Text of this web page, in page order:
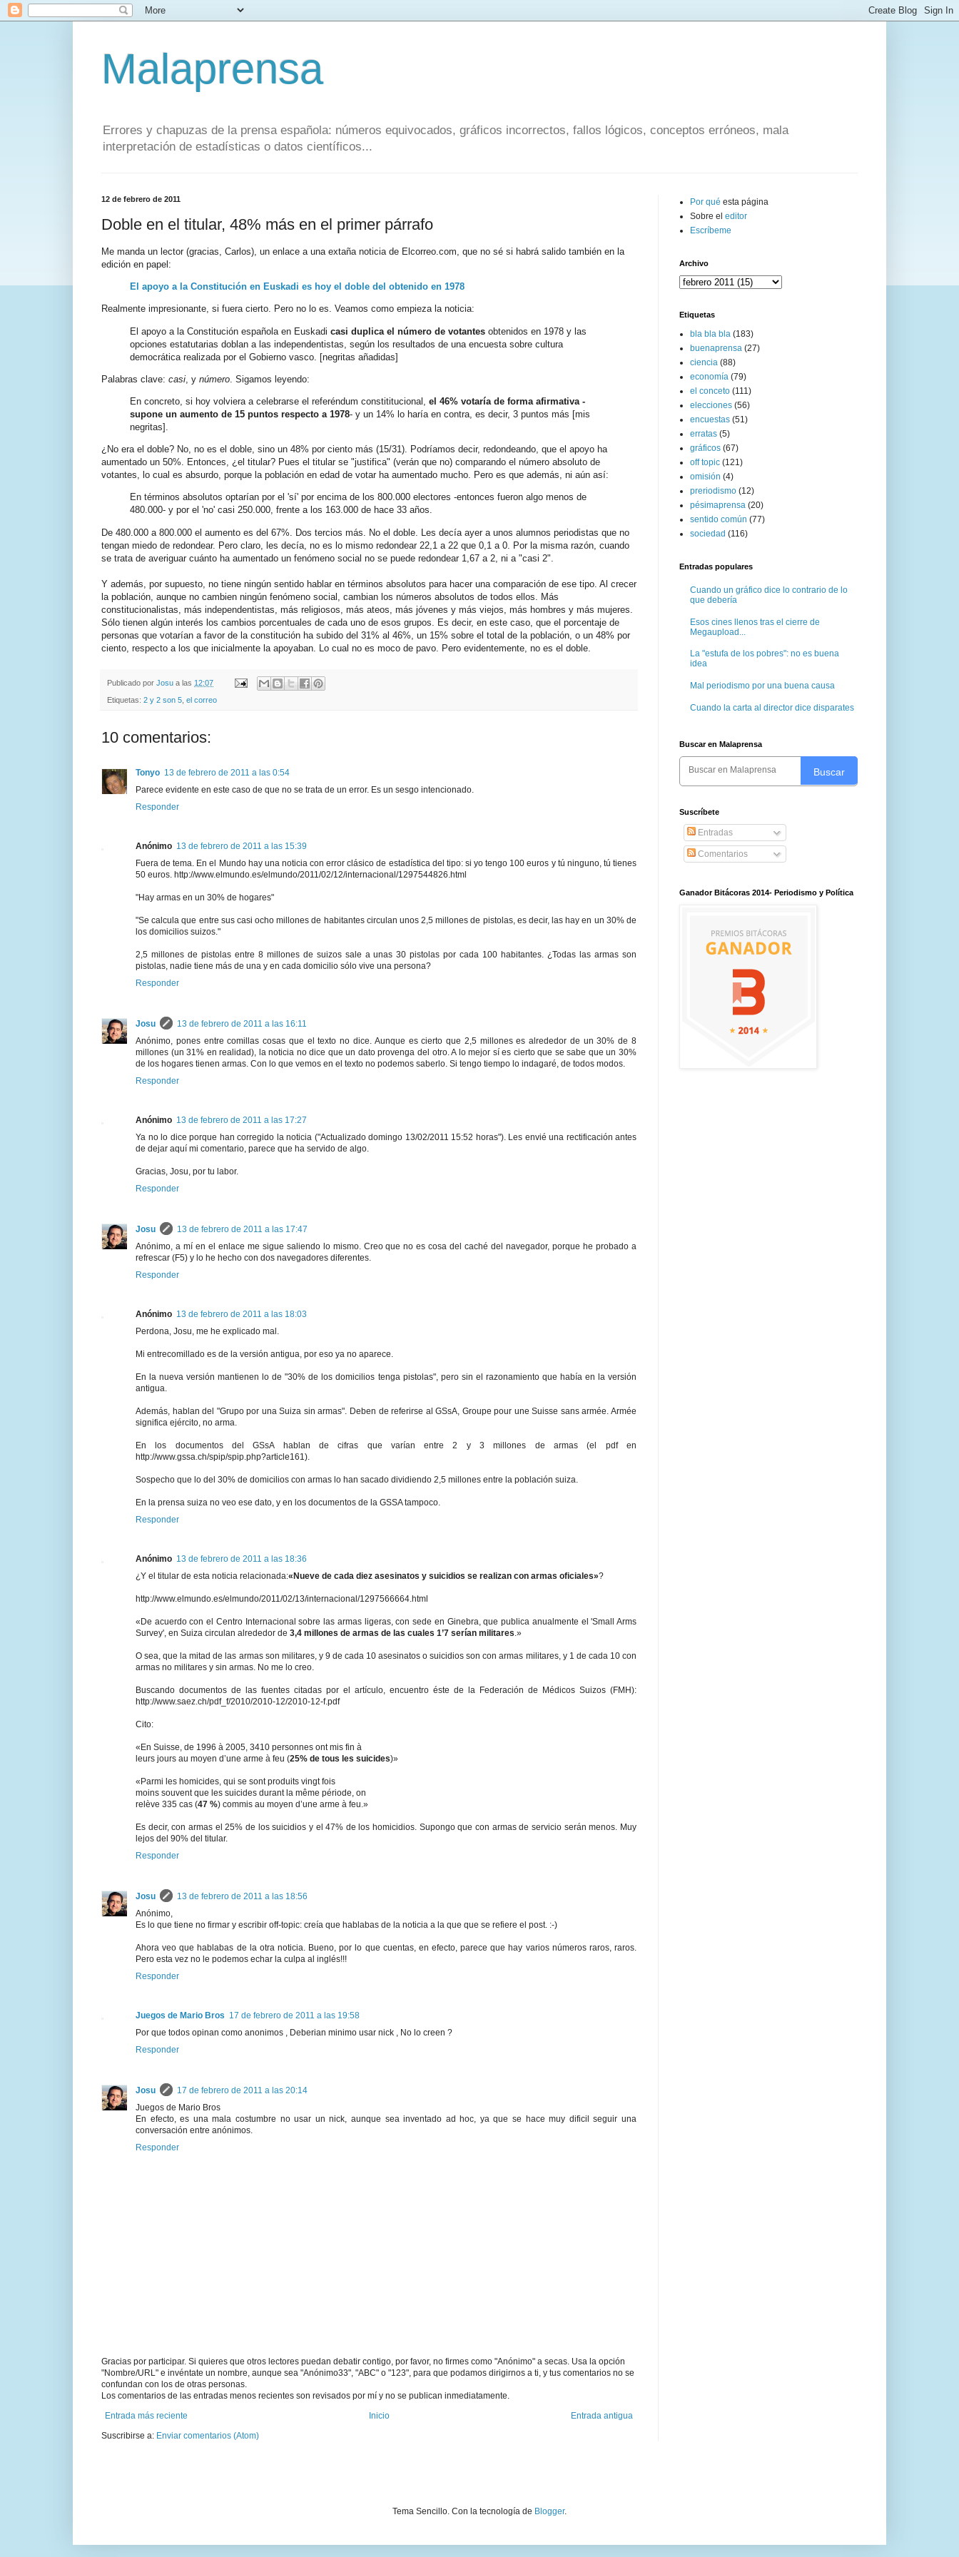
Malaprensa
Errores y chapuzas de la prensa española: números equivocados, gráficos incorrectos, fallos lógicos, conceptos erróneos, mala
interpretación de estadísticas o datos científicos...
12 de febrero de 2011
Doble en el titular, 48% más en el primer párrafo
Me manda un lector (gracias, Carlos), un enlace a una extaña noticia de Elcorreo.com, que no sé si habrá salido también en la
edición en papel:
El apoyo a la Constitución en Euskadi es hoy el doble del obtenido en 1978
Realmente impresionante, si fuera cierto. Pero no lo es. Veamos como empieza la noticia:
El apoyo a la Constitución española en Euskadi casi duplica el número de votantes obtenidos en 1978 y las
opciones estatutarias doblan a las independentistas, según los resultados de una encuesta sobre cultura
democrática realizada por el Gobierno vasco. [negritas añadidas]
Palabras clave: casi , y número . Sigamos leyendo:
En concreto, si hoy volviera a celebrarse el referéndum constititucional, el 46% votaría de forma afirmativa -
supone un aumento de 15 puntos respecto a 1978- y un 14% lo haría en contra, es decir, 3 puntos más [mis
negritas].
¿No era el doble? No, no es el doble, sino un 48% por ciento más (15/31). Podríamos decir, redondeando, que el apoyo ha
aumentado un 50%. Entonces, ¿el titular? Pues el titular se "justifica" (verán que no) comparando el número absoluto de
votantes, lo cual es absurdo, porque la población en edad de votar ha aumentado mucho. Pero es que además, ni aún así:
En términos absolutos optarían por el 'sí' por encima de los 800.000 electores -entonces fueron algo menos de
480.000- y por el 'no' casi 250.000, frente a los 163.000 de hace 33 años.
De 480.000 a 800.000 el aumento es del 67%. Dos tercios más. No el doble. Les decía ayer a unos alumnos periodistas que no
tengan miedo de redondear. Pero claro, les decía, no es lo mismo redondear 22,1 a 22 que 0,1 a 0. Por la misma razón, cuando
se trata de averiguar cuánto ha aumentado un fenómeno social no se puede redondear 1,67 a 2, ni a "casi 2".
Y además, por supuesto, no tiene ningún sentido hablar en términos absolutos para hacer una comparación de ese tipo. Al crecer
la población, aunque no cambien ningún fenómeno social, cambian los números absolutos de todos ellos. Más
constitucionalistas, más independentistas, más religiosos, más ateos, más jóvenes y más viejos, más hombres y más mujeres.
Sólo tienen algún interés los cambios porcentuales de cada uno de esos grupos. Es decir, en este caso, que el porcentaje de
personas que votarían a favor de la constitución ha subido del 31% al 46%, un 15% sobre el total de la población, o un 48% por
ciento, respecto a los que inicialmente la apoyaban. Lo cual no es moco de pavo. Pero evidentemente, no es el doble.
Publicado por Josu a las 12:07
Etiquetas: 2 y 2 son 5 el correo
10 comentarios:
Tonyo 13 de febrero de 2011 a las 0:54
Parece evidente en este caso de que no se trata de un error. Es un sesgo intencionado.
Responder
Anónimo 13 de febrero de 2011 a las 15:39
Fuera de tema. En el Mundo hay una noticia con error clásico de estadística del tipo: si yo tengo 100 euros y tú ninguno, tú tienes
50 euros. http://www.elmundo.es/elmundo/2011/02/12/internacional/1297544826.html
"Hay armas en un 30% de hogares"
"Se calcula que entre sus casi ocho millones de habitantes circulan unos 2,5 millones de pistolas, es decir, las hay en un 30% de
los domicilios suizos."
2,5 millones de pistolas entre 8 millones de suizos sale a unas 30 pistolas por cada 100 habitantes. ¿Todas las armas son
pistolas, nadie tiene más de una y en cada domicilio sólo vive una persona?
Responder
Josu
13 de febrero de 2011 a las 16:11
Anónimo, pones entre comillas cosas que el texto no dice. Aunque es cierto que 2,5 millones es alrededor de un 30% de 8
millones (un 31% en realidad), la noticia no dice que un dato provenga del otro. A lo mejor sí es cierto que se sabe que un 30%
de los hogares tienen armas. Con lo que vemos en el texto no podemos saberlo. Si tengo tiempo lo indagaré, de todos modos.
Responder
Anónimo 13 de febrero de 2011 a las 17:27
Ya no lo dice porque han corregido la noticia ("Actualizado domingo 13/02/2011 15:52 horas"). Les envié una rectificación antes
de dejar aquí mi comentario, parece que ha servido de algo.
Gracias, Josu, por tu labor.
Responder
Josu
13 de febrero de 2011 a las 17:47
Anónimo, a mí en el enlace me sigue saliendo lo mismo. Creo que no es cosa del caché del navegador, porque he probado a
refrescar (F5) y lo he hecho con dos navegadores diferentes.
Responder
Anónimo 13 de febrero de 2011 a las 18:03
Perdona, Josu, me he explicado mal.
Mi entrecomillado es de la versión antigua, por eso ya no aparece.
En la nueva versión mantienen lo de "30% de los domicilios tenga pistolas", pero sin el razonamiento que había en la versión
antigua.
Además, hablan del "Grupo por una Suiza sin armas". Deben de referirse al GSsA, Groupe pour une Suisse sans armée. Armée
significa ejército, no arma.
En los documentos del GSsA hablan de cifras que varían entre 2 y 3 millones de armas (el pdf en
http://www.gssa.ch/spip/spip.php?article161).
Sospecho que lo del 30% de domicilios con armas lo han sacado dividiendo 2,5 millones entre la población suiza.
En la prensa suiza no veo ese dato, y en los documentos de la GSSA tampoco.
Responder
Anónimo 13 de febrero de 2011 a las 18:36
¿Y el titular de esta noticia relacionada:«Nueve de cada diez asesinatos y suicidios se realizan con armas oficiales»?
http://www.elmundo.es/elmundo/2011/02/13/internacional/1297566664.html
«De acuerdo con el Centro Internacional sobre las armas ligeras, con sede en Ginebra, que publica anualmente el 'Small Arms
Survey', en Suiza circulan alrededor de 3,4 millones de armas de las cuales 1’7 serían militares.»
O sea, que la mitad de las armas son militares, y 9 de cada 10 asesinatos o suicidios son con armas militares, y 1 de cada 10 con
armas no militares y sin armas. No me lo creo.
Buscando documentos de las fuentes citadas por el artículo, encuentro éste de la Federación de Médicos Suizos (FMH):
http://www.saez.ch/pdf_f/2010/2010-12/2010-12-f.pdf
Cito:
«En Suisse, de 1996 à 2005, 3410 personnes ont mis fin à
leurs jours au moyen d’une arme à feu (25% de tous les suicides)»
«Parmi les homicides, qui se sont produits vingt fois
moins souvent que les suicides durant la même période, on
relève 335 cas (47 %) commis au moyen d’une arme à feu.»
Es decir, con armas el 25% de los suicidios y el 47% de los homicidios. Supongo que con armas de servicio serán menos. Muy
lejos del 90% del titular.
Responder
Josu
13 de febrero de 2011 a las 18:56
Anónimo,
Es lo que tiene no firmar y escribir off-topic: creía que hablabas de la noticia a la que que se refiere el post. :-)
Ahora veo que hablabas de la otra noticia. Bueno, por lo que cuentas, en efecto, parece que hay varios números raros, raros.
Pero esta vez no le podemos echar la culpa al inglés!!!
Responder
Juegos de Mario Bros 17 de febrero de 2011 a las 19:58
Por que todos opinan como anonimos , Deberian minimo usar nick , No lo creen ?
Responder
Josu
17 de febrero de 2011 a las 20:14
Juegos de Mario Bros
En efecto, es una mala costumbre no usar un nick, aunque sea inventado ad hoc, ya que se hace muy dificil seguir una
conversación entre anónimos.
Responder
Gracias por participar. Si quieres que otros lectores puedan debatir contigo, por favor, no firmes como "Anónimo" a secas. Usa la opción
"Nombre/URL" e invéntate un nombre, aunque sea "Anónimo33", "ABC" o "123", para que podamos dirigirnos a ti, y tus comentarios no se
confundan con los de otras personas.
Los comentarios de las entradas menos recientes son revisados por mí y no se publican inmediatamente.
Entrada más reciente
Entrada antigua
Inicio
Suscribirse a: Enviar comentarios (Atom)
Por qué esta página
Sobre el editor
Escríbeme
Archivo
Etiquetas
bla bla bla (183)
buenaprensa (27)
ciencia (88)
economía (79)
el conceto (111)
elecciones (56)
encuestas (51)
erratas (5)
gráficos (67)
off topic (121)
omisión (4)
preriodismo (12)
pésimaprensa (20)
sentido común (77)
sociedad (116)
Entradas populares
Cuando un gráfico dice lo contrario de lo
que debería
Esos cines llenos tras el cierre de
Megaupload...
La "estufa de los pobres": no es buena
idea
Mal periodismo por una buena causa
Cuando la carta al director dice disparates
Buscar en Malaprensa
Buscar
Suscríbete
Entradas
Comentarios
Ganador Bitácoras 2014- Periodismo y Política
Tema Sencillo. Con la tecnología de Blogger.